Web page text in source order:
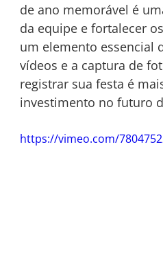
de ano memorável é
da equipe e fortalecer
um elemento essencial
vídeos e a captura de
registrar sua festa é
investimento no futuro
https://vimeo.com/